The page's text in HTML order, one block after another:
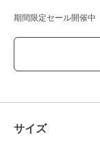
期間限定セール開催中
ショップ
性別タイプ
サイズ